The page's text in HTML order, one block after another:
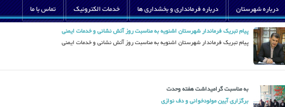
درباره شهرستان درباره فرمانداری و بخشداری ها خدمات الکترونیک تماس با ما
پیام تبریک فرماندار شهرستان اشنویه به مناسبت روز آتش نشانی و خدمات ایمنی
پیام تبریک فرماندار شهرستان اشنویه به مناسبت روز آتش نشانی و خدمات ایمنی
به مناسبت گرامیداشت هفته وحدت
برگزاری آیین مولودخوانی و دف نوازی